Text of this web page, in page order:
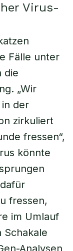
Virus-
Fälle unter
die
„Wir
der
zirkuliert
fressen“,
könnte
fressen,
im Umlauf
Schakale
Analysen